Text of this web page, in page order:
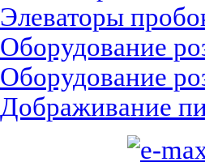
Элеваторы
Оборудование
Оборудование
Дображивание